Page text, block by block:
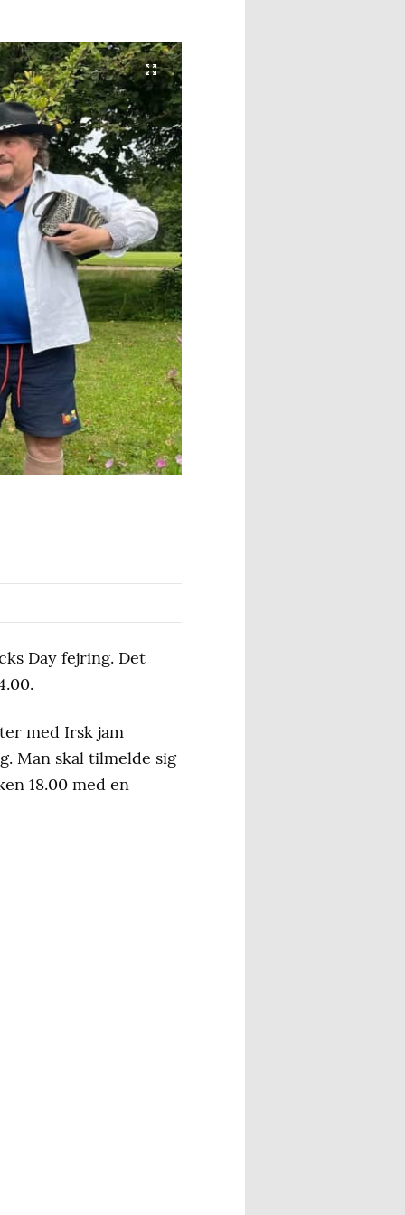
Day fejring. Det
med Irsk jam
Man skal tilmelde sig
18.00 med en